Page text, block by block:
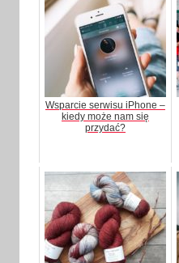
Wsparcie serwisu iPhone –
kiedy może nam się
przydać?